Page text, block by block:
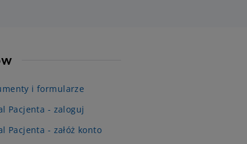
i formularze
Pacjenta - zaloguj
Pacjenta - załóż konto